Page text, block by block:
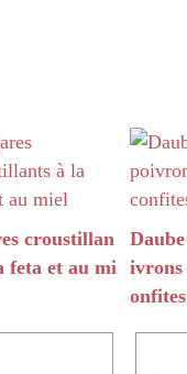
croustillan
feta et au mi ivrons
onfites